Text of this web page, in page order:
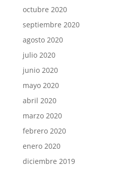
octubre 2020
septiembre 2020
agosto 2020
julio 2020
junio 2020
mayo 2020
abril 2020
marzo 2020
febrero 2020
enero 2020
diciembre 2019